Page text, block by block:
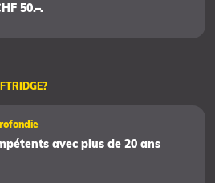
50.–.
avec plus de 20 ans